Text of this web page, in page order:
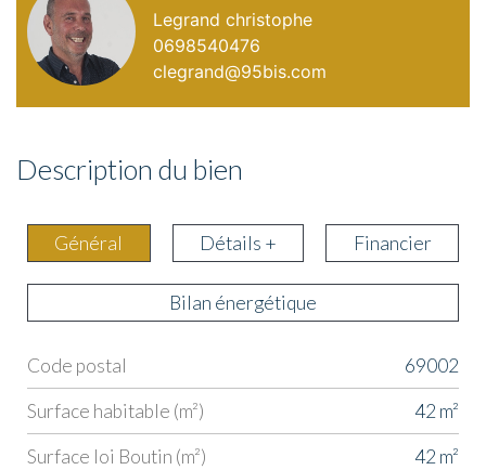
Legrand christophe
0698540476
clegrand@95bis.com
Description du bien
Général Détails + Financier
Bilan énergétique
Label Value
Code postal
69002
Surface habitable (m²)
42 m²
Surface loi Boutin (m²)
42 m²